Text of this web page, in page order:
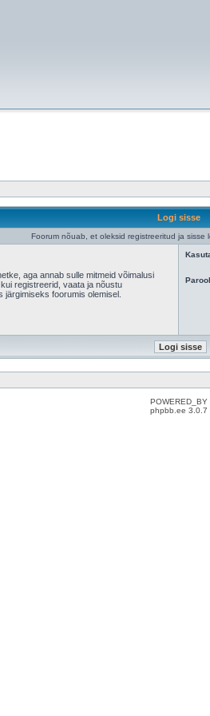
Logi sisse
Foorum nõuab, et oleksid registreeritud ja sisse
aga annab sulle mitmeid võimalusi
registreerid, vaata ja nõustu
järgimiseks foorumis olemisel.
POWERED_BY
phpbb.ee 3.0.7